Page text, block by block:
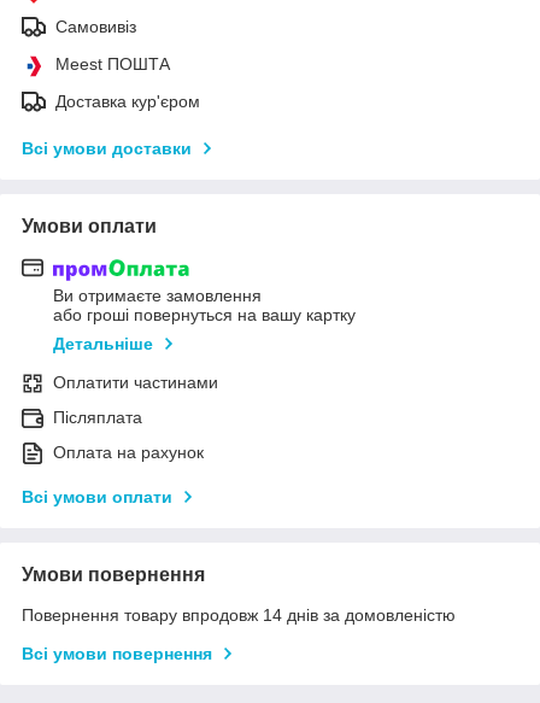
Самовивіз
Meest ПОШТА
Доставка кур'єром
Всі умови доставки
Умови оплати
Ви отримаєте замовлення
або гроші повернуться на вашу картку
Детальніше
Оплатити частинами
Післяплата
Оплата на рахунок
Всі умови оплати
Умови повернення
Повернення товару впродовж 14 днів за домовленістю
Всі умови повернення